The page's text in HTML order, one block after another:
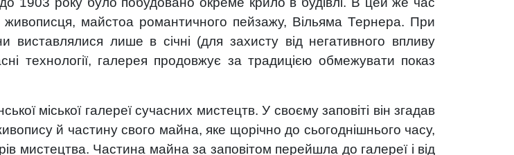
майстоа романтичного пейзажу, Вільяма Тернера. При
лише в січні (для захисту від негативного впливу
технології, галерея продовжує за традицією обмежувати показ
міської галереї сучасних мистецтв. У своєму заповіті він згадав
й частину свого майна, яке щорічно до сьогоднішнього часу,
мистецтва. Частина майна за заповітом перейшла до галереї і від